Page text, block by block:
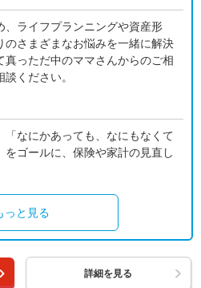
、ライフプランニングや資産形
のさまざまなお悩みを一緒に解決
真っただ中のママさんからのご相
ください。
「なにかあっても、なにもなくて
をゴールに、保険や家計の見直し
っと見る
詳細を見る